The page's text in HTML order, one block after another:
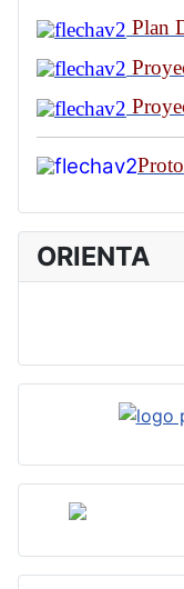
Plan
ORIENTA